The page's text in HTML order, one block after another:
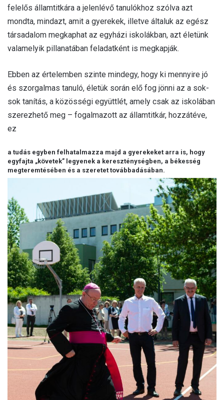
felelős államtitkára a jelenlévő tanulókhoz szólva azt
mondta, mindazt, amit a gyerekek, illetve általuk az egész
társadalom megkaphat az egyházi iskolákban, azt életünk
valamelyik pillanatában feladatként is megkapják.
Ebben az értelemben szinte mindegy, hogy ki mennyire jó
és szorgalmas tanuló, életük során elő fog jönni az a sok-
sok tanítás, a közösségi együttlét, amely csak az iskolában
szerezhető meg – fogalmazott az államtitkár, hozzátéve,
ez
a tudás egyben felhatalmazza majd a gyerekeket arra is, hogy
egyfajta „követek” legyenek a kereszténységben, a békesség
megteremtésében és a szeretet továbbadásában.